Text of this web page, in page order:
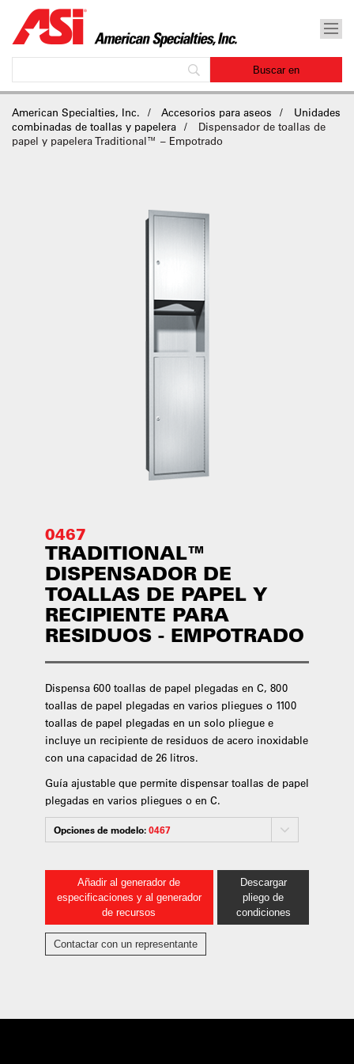
American Specialties, Inc. Accesorios para aseos
Unidades
combinadas de toallas y papelera
Dispensador de toallas de
papel y papelera Traditional™ – Empotrado
0467
TRADITIONAL™
DISPENSADOR DE
TOALLAS DE PAPEL Y
RECIPIENTE PARA
RESIDUOS - EMPOTRADO
Dispensa 600 toallas de papel plegadas en C, 800
toallas de papel plegadas en varios pliegues o 1100
toallas de papel plegadas en un solo pliegue e
incluye un recipiente de residuos de acero inoxidable
con una capacidad de 26 litros.
Guía ajustable que permite dispensar toallas de papel
plegadas en varios pliegues o en C.
Opciones de modelo:0467
Añadir al generador de
especificaciones y al generador
de recursos
Descargar
pliego de
condiciones
Contactar con un representante